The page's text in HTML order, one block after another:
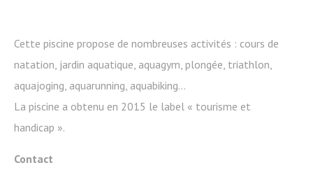
Cette piscine propose de nombreuses activités : cours de
natation, jardin aquatique, aquagym, plongée, triathlon,
aquajoging, aquarunning, aquabiking…
La piscine a obtenu en 2015 le label « tourisme et
handicap ».
Contact